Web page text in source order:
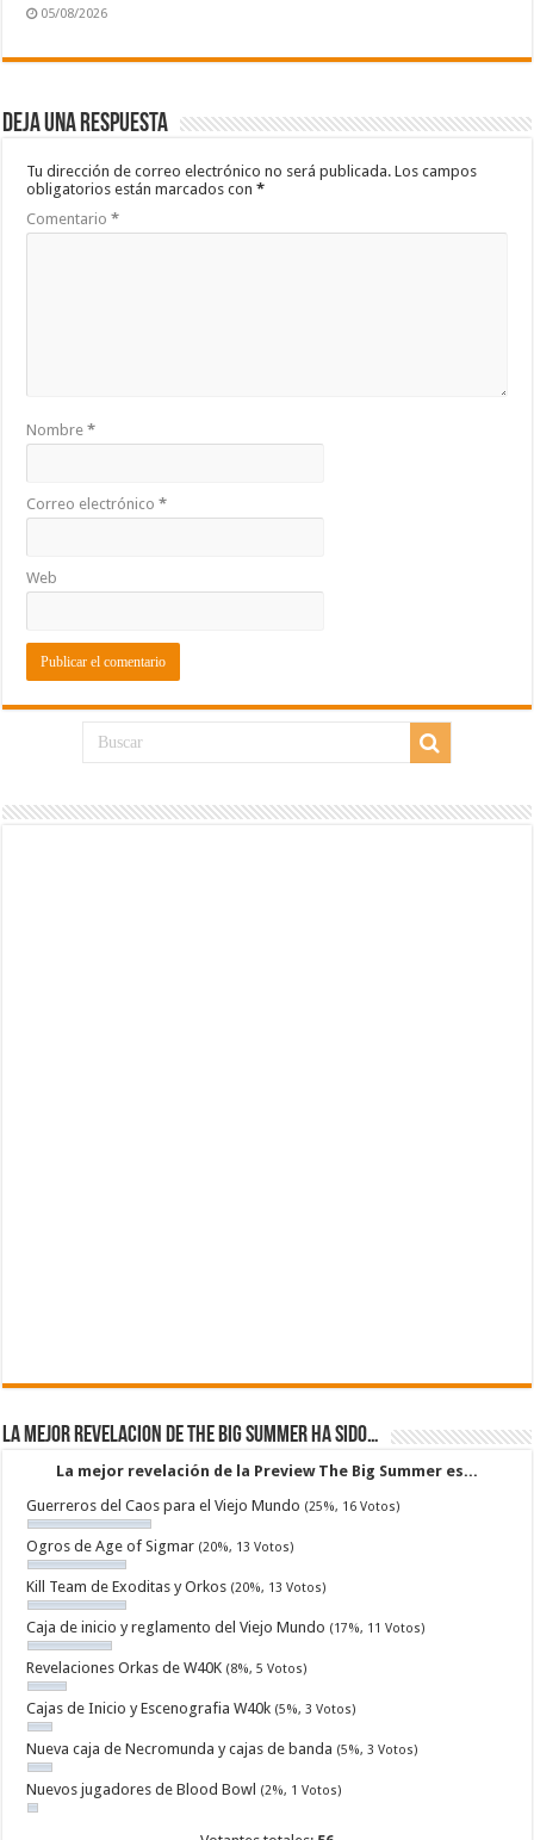
05/08/2026
Deja una respuesta
Tu dirección de correo electrónico no será publicada. Los campos
obligatorios están marcados con*
Comentario*
Nombre*
Correo electrónico*
Web
La mejor revelacion de The Big Summer ha sido…
La mejor revelación de la Preview The Big Summer es...
Guerreros del Caos para el Viejo Mundo (25%, 16 Votos)
Ogros de Age of Sigmar (20%, 13 Votos)
Kill Team de Exoditas y Orkos (20%, 13 Votos)
Caja de inicio y reglamento del Viejo Mundo (17%, 11 Votos)
Revelaciones Orkas de W40K (8%, 5 Votos)
Cajas de Inicio y Escenografia W40k (5%, 3 Votos)
Nueva caja de Necromunda y cajas de banda (5%, 3 Votos)
Nuevos jugadores de Blood Bowl (2%, 1 Votos)